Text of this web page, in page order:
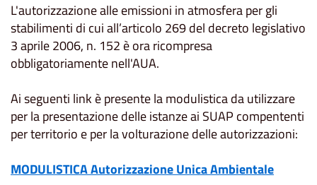
L'autorizzazione alle emissioni in atmosfera per gli
stabilimenti di cui all’articolo 269 del decreto legislativo
3 aprile 2006, n. 152 è ora ricompresa
obbligatoriamente nell'AUA.
Ai seguenti link è presente la modulistica da utilizzare
per la presentazione delle istanze ai SUAP compententi
per territorio e per la volturazione delle autorizzazioni:
MODULISTICA Autorizzazione Unica Ambientale